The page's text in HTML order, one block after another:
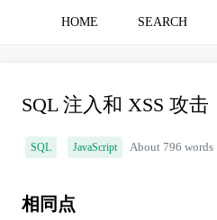
HOME SEARCH
SQL 注入和 XSS 攻击
SQL JavaScript About 796 words
相同点